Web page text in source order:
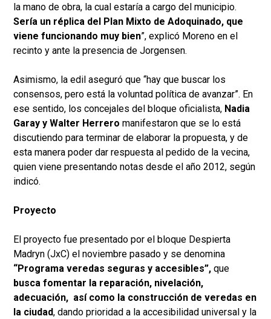
la mano de obra, la cual estaría a cargo del municipio.
Sería un réplica del Plan Mixto de Adoquinado, que
viene funcionando muy bien”, explicó Moreno en el
recinto y ante la presencia de Jorgensen.
Asimismo, la edil aseguró que “hay que buscar los
consensos, pero está la voluntad política de avanzar”. En
ese sentido, los concejales del bloque oficialista, Nadia
Garay y Walter Herrero manifestaron que se lo está
discutiendo para terminar de elaborar la propuesta, y de
esta manera poder dar respuesta al pedido de la vecina,
quien viene presentando notas desde el año 2012, según
indicó.
Proyecto
El proyecto fue presentado por el bloque Despierta
Madryn (JxC) el noviembre pasado y se denomina
“Programa veredas seguras y accesibles”, que
busca fomentar la reparación, nivelación,
adecuación, así como la construcción de veredas en
la ciudad, dando prioridad a la accesibilidad universal y la